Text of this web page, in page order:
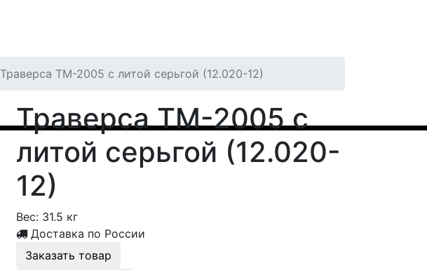
Траверса ТМ-2005 с литой серьгой (12.020-12)
Траверса ТМ-2005 с
литой серьгой (12.020-
12)
Вес: 31.5 кг
Доставка по России
Заказать товар